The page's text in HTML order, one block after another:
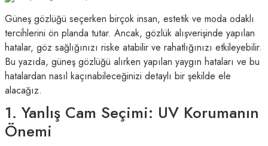
Güneş gözlüğü seçerken birçok insan, estetik ve moda odaklı
tercihlerini ön planda tutar. Ancak, gözlük alışverişinde yapılan
hatalar, göz sağlığınızı riske atabilir ve rahatlığınızı etkileyebilir.
Bu yazıda, güneş gözlüğü alırken yapılan yaygın hataları ve bu
hatalardan nasıl kaçınabileceğinizi detaylı bir şekilde ele
alacağız.
1. Yanlış Cam Seçimi: UV Korumanın
Önemi